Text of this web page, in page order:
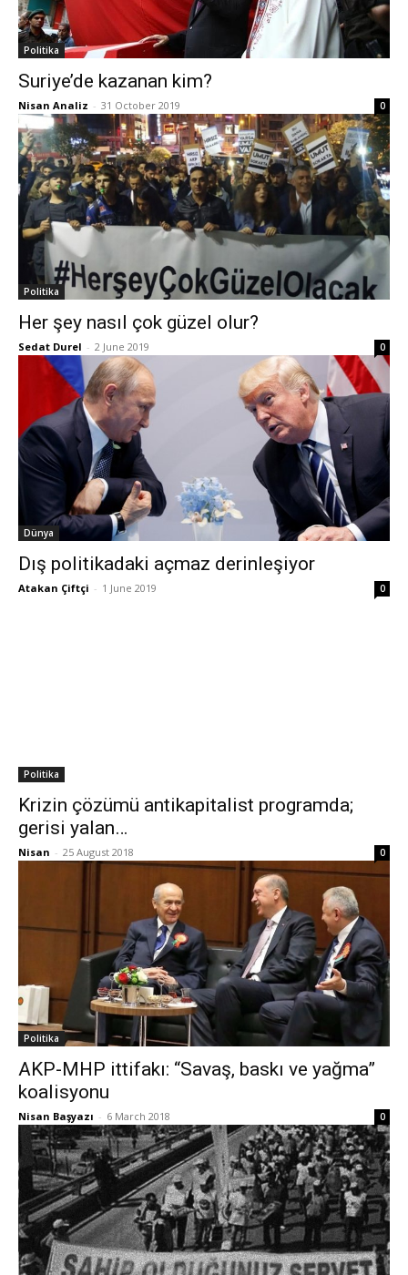
Politika
Suriye’de kazanan kim?
Nisan Analiz - 31 October 2019 0
Politika
Her şey nasıl çok güzel olur?
Sedat Durel - 2 June 2019 0
Dünya
Dış politikadaki açmaz derinleşiyor
Atakan Çiftçi - 1 June 2019 0
Politika
Krizin çözümü antikapitalist programda;
gerisi yalan…
Nisan - 25 August 2018 0
Politika
AKP-MHP ittifakı: “Savaş, baskı ve yağma”
koalisyonu
Nisan Başyazı - 6 March 2018 0